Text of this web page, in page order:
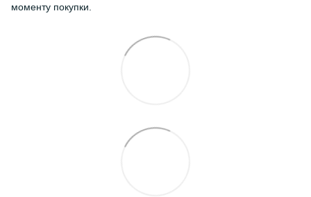
моменту покупки.